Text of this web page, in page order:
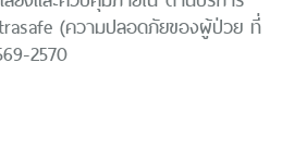
(ความปลอดภัยของผู้ป่วย ที่
2570